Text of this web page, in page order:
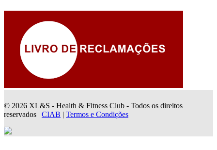
© 2026 XL&S - Health & Fitness Club - Todos os direitos
reservados | CIAB | Termos e Condições